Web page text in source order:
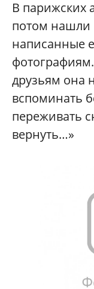
В парижских
потом нашли
написанные
друзьям она
вспоминать
переживать
вернуть…»